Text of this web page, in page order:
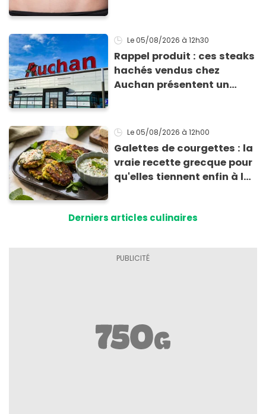
Le 05/08/2026 à 12h30
Rappel produit : ces steaks
hachés vendus chez
Auchan présentent un
Le 05/08/2026 à 12h00
Galettes de courgettes : la
vraie recette grecque pour
qu'elles tiennent enfin à la
Derniers articles culinaires